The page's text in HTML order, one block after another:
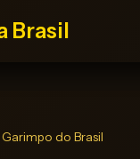
Brasil
do Brasil